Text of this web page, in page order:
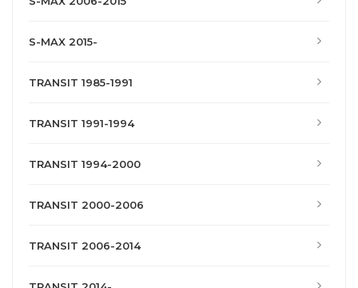
S-MAX 2015-
TRANSIT 1985-1991
TRANSIT 1991-1994
TRANSIT 1994-2000
TRANSIT 2000-2006
TRANSIT 2006-2014